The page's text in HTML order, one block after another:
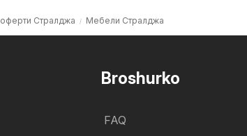
оферти Стралджа Мебели Стралджа
Broshurko
FAQ